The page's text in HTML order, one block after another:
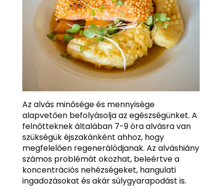
Az alvás minősége és mennyisége
alapvetően befolyásolja az egészségünket. A
felnőtteknek általában 7-9 óra alvásra van
szükségük éjszakánként ahhoz, hogy
megfelelően regenerálódjanak. Az alváshiány
számos problémát okozhat, beleértve a
koncentrációs nehézségeket, hangulati
ingadozásokat és akár súlygyarapodást is.